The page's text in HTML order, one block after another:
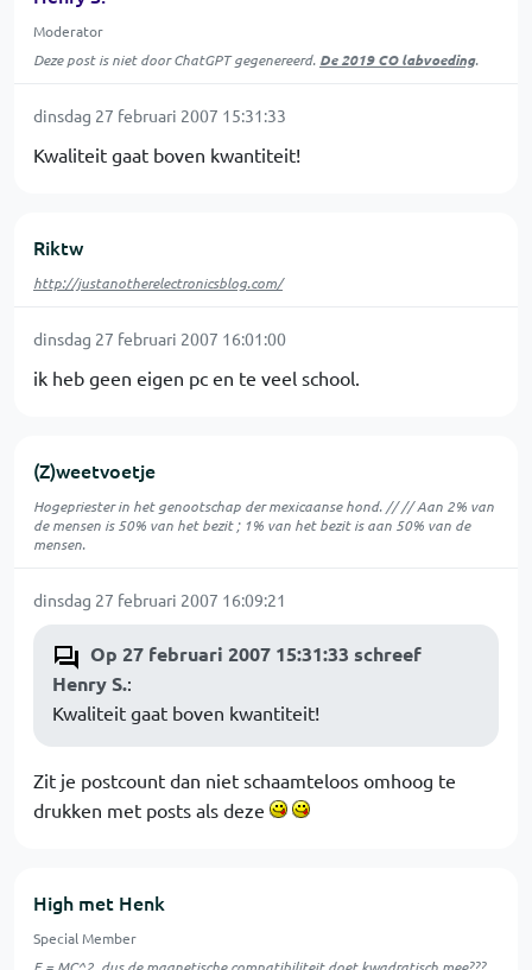
Moderator
Deze post is niet door ChatGPT gegenereerd. De 2019 CO labvoeding.
dinsdag 27 februari 2007 15:31:33
Kwaliteit gaat boven kwantiteit!
Riktw
http://justanotherelectronicsblog.com/
dinsdag 27 februari 2007 16:01:00
ik heb geen eigen pc en te veel school.
(Z)weetvoetje
Hogepriester in het genootschap der mexicaanse hond. // // Aan 2% van
de mensen is 50% van het bezit ; 1% van het bezit is aan 50% van de
mensen.
dinsdag 27 februari 2007 16:09:21
Op 27 februari 2007 15:31:33 schreef
Henry S.:
Kwaliteit gaat boven kwantiteit!
Zit je postcount dan niet schaamteloos omhoog te
drukken met posts als deze
High met Henk
Special Member